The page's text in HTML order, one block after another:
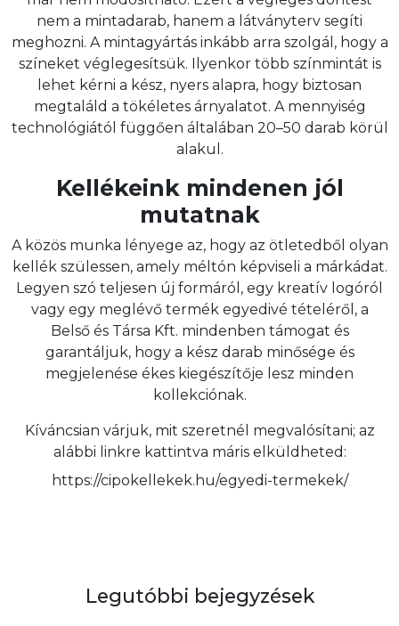
nem a mintadarab, hanem a látványterv segíti
meghozni. A mintagyártás inkább arra szolgál, hogy a
színeket véglegesítsük. Ilyenkor több színmintát is
lehet kérni a kész, nyers alapra, hogy biztosan
megtaláld a tökéletes árnyalatot. A mennyiség
technológiától függően általában 20–50 darab körül
alakul.
Kellékeink mindenen jól
mutatnak
A közös munka lényege az, hogy az ötletedből olyan
kellék szülessen, amely méltón képviseli a márkádat.
Legyen szó teljesen új formáról, egy kreatív logóról
vagy egy meglévő termék egyedivé tételéről, a
Belső és Társa Kft. mindenben támogat és
garantáljuk, hogy a kész darab minősége és
megjelenése ékes kiegészítője lesz minden
kollekciónak.
Kíváncsian várjuk, mit szeretnél megvalósítani; az
alábbi linkre kattintva máris elküldheted:
https://cipokellekek.hu/egyedi-termekek/
Legutóbbi bejegyzések